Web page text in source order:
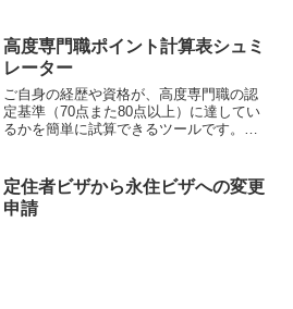
高度専門職ポイント計算表シュミ
レーター
ご自身の経歴や資格が、高度専門職の認
定基準（70点また80点以上）に達してい
るかを簡単に試算できるツールです。ま
してください。高度学術研究活動
「イ」：大学教授や研究者な...
定住者ビザから永住ビザへの変更
申請